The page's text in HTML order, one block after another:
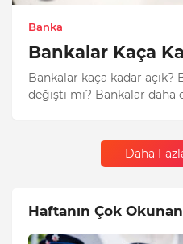
Banka
Bankalar Kaça
Bankalar kaça kadar açık? Banka çalışa saatleri
değişti mi? Bankalar daha
Daha
Haftanın Çok